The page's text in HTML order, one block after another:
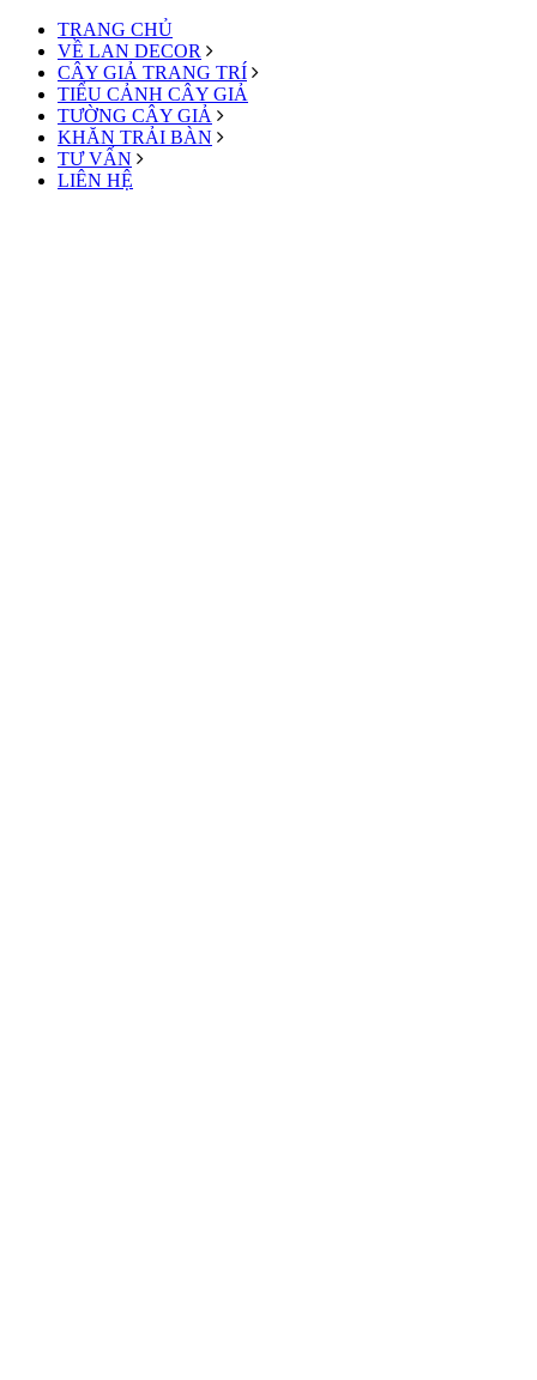
TRANG CHỦ
VỀ LAN DECOR
CÂY GIẢ TRANG TRÍ
TIỂU CẢNH CÂY GIẢ
TƯỜNG CÂY GIẢ
KHĂN TRẢI BÀN
TƯ VẤN
LIÊN HỆ